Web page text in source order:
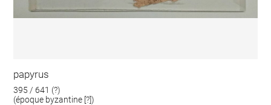
papyrus
395 / 641 (?)
(époque byzantine [?])